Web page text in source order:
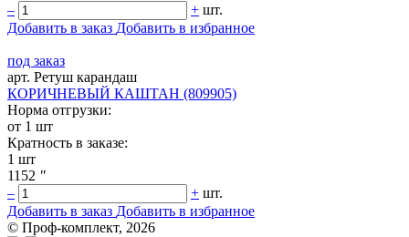
–
+ шт.
Добавить в заказ Добавить в избранное
под заказ
арт. Ретуш карандаш
КОРИЧНЕВЫЙ КАШТАН (809905)
Норма отгрузки:
от 1 шт
Кратность в заказе:
1 шт
1152 "
–
+ шт.
Добавить в заказ Добавить в избранное
© Проф-комплект, 2026